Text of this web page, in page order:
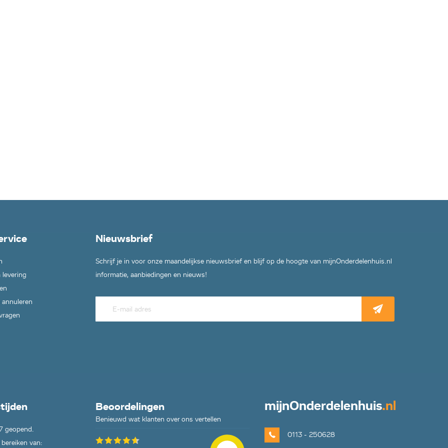
B,
W,
W,
levering
Nieuwsbrief
Schrijf je in voor onze maandelijkse nieuwsbrief en blijf op de hoogte van mijnOnderdelenhuis.nl
informatie, aanbiedingen en nieuws!
geopend.
van:
Beoordelingen
Benieuwd wat klanten over ons vertellen
mijnOnderdelenhuis.nl
0113 - 250628